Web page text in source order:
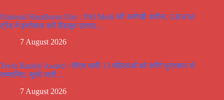
National Handloom Day : PM Modi की अनोखी अपील, GRWM
ट्रेंड में इस्तेमाल करें हैंडलूम उत्पाद…
7 August 2026
Teelu Rauteli Award : सीएम धामी 13 महिलाओं को करेंगे पुरस्कार से
सम्मानित, सूची जारी…
7 August 2026